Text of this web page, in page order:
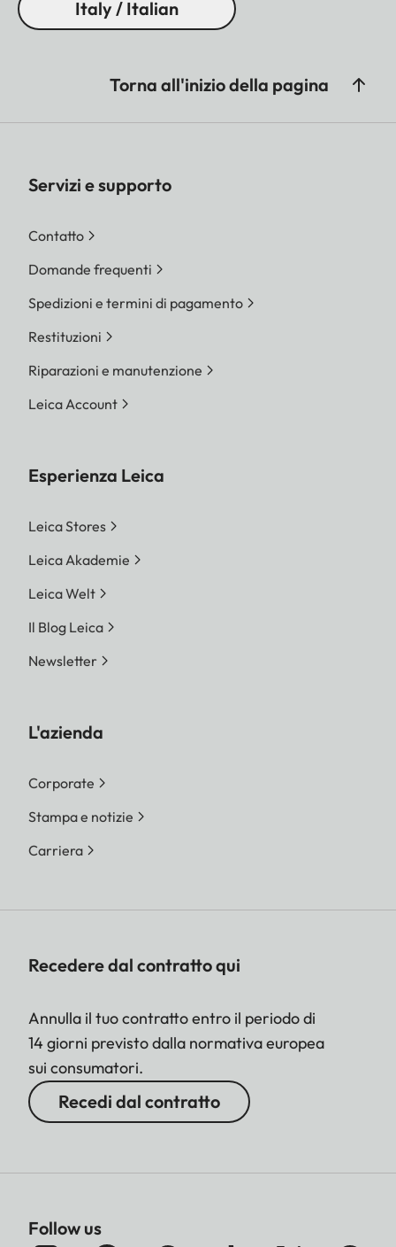
Italy / Italian
Torna all'inizio della pagina
Servizi e supporto
Contatto
Domande frequenti
Spedizioni e termini di pagamento
Restituzioni
Riparazioni e manutenzione
Leica Account
Esperienza Leica
Leica Stores
Leica Akademie
Leica Welt
Il Blog Leica
Newsletter
L'azienda
Corporate
Stampa e notizie
Carriera
Recedere dal contratto qui
Annulla il tuo contratto entro il periodo di
14 giorni previsto dalla normativa europea
sui consumatori.
Recedi dal contratto
Follow us